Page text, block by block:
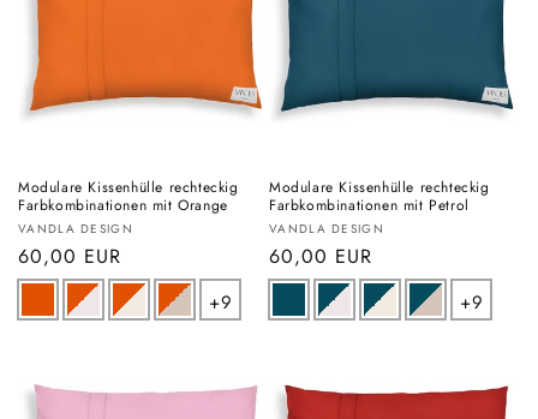
Modulare Kissenhülle rechteckig
Farbkombinationen mit Orange
Anbieter:
VANDLA DESIGN
Normaler
Preis
60,00 EUR
+9
Modulare Kissenhülle rechteckig
Farbkombinationen mit Petrol
Anbieter:
VANDLA DESIGN
Normaler
Preis
60,00 EUR
+9